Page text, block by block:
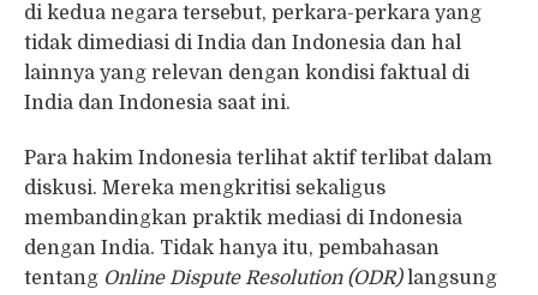
di kedua negara tersebut, perkara-perkara yang
tidak dimediasi di India dan Indonesia dan hal
lainnya yang relevan dengan kondisi faktual di
India dan Indonesia saat ini.
Para hakim Indonesia terlihat aktif terlibat dalam
diskusi. Mereka mengkritisi sekaligus
membandingkan praktik mediasi di Indonesia
dengan India. Tidak hanya itu, pembahasan
tentang Online Dispute Resolution (ODR)langsung